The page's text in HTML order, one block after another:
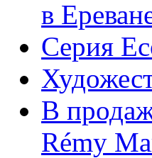
в
Серия
В
Rémy